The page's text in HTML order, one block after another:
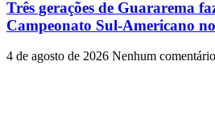
Três gerações de Guararema
Campeonato Sul-Americano
4 de agosto de 2026 Nenhum comentário